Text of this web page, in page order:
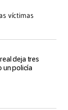
víctimas
deja tres
un policía